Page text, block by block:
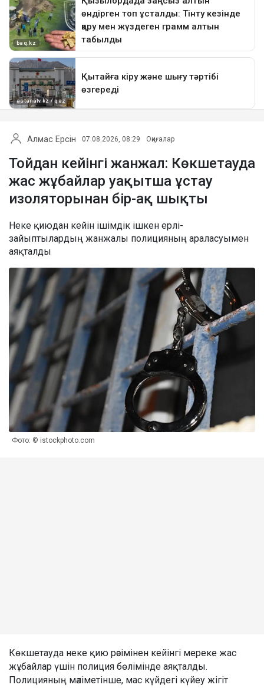
Алмас Ерсін 07.08.2026, 08:29 Оқиғалар
Тойдан кейінгі жанжал: Көкшетауда
жас жұбайлар уақытша ұстау
изоляторынан бір-ақ шықты
Неке қиюдан кейін ішімдік ішкен ерлі-
зайыптылардың жанжалы полицияның араласуымен
аяқталды
Фото: © istockphoto.com
Көкшетауда неке қию рәсімінен кейінгі мереке жас
жұбайлар үшін полиция бөлімінде аяқталды.
Полицияның мәліметінше, мас күйдегі күйеу жігіт